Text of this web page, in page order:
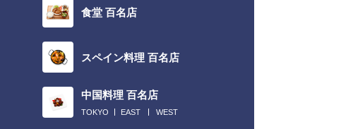
食堂 百名店
スペイン料理 百名店
中国料理 百名店
TOKYO EAST WEST